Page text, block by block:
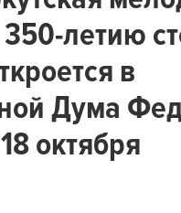
летию
в
Дума
октября